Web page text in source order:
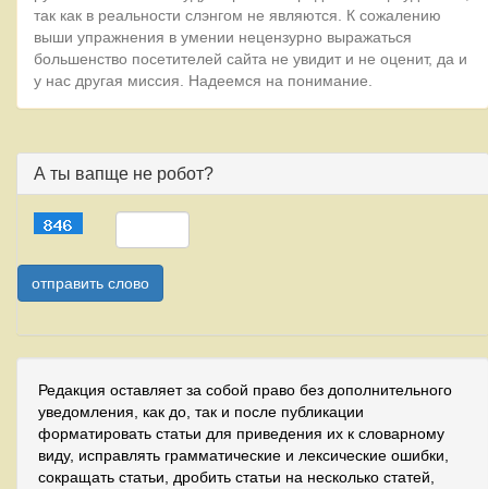
так как в реальности слэнгом не являются. К сожалению
выши упражнения в умении нецензурно выражаться
большенство посетителей сайта не увидит и не оценит, да и
у нас другая миссия. Надеемся на понимание.
А ты вапще не робот?
Редакция оставляет за собой право без дополнительного
уведомления, как до, так и после публикации
форматировать статьи для приведения их к словарному
виду, исправлять грамматические и лексические ошибки,
сокращать статьи, дробить статьи на несколько статей,